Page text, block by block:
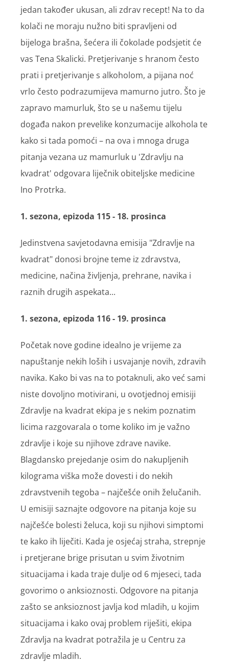
jedan također ukusan, ali zdrav recept! Na to da
kolači ne moraju nužno biti spravljeni od
bijeloga brašna, šećera ili čokolade podsjetit će
vas Tena Skalicki. Pretjerivanje s hranom često
prati i pretjerivanje s alkoholom, a pijana noć
vrlo često podrazumijeva mamurno jutro. Što je
zapravo mamurluk, što se u našemu tijelu
događa nakon prevelike konzumacije alkohola te
kako si tada pomoći – na ova i mnoga druga
pitanja vezana uz mamurluk u 'Zdravlju na
kvadrat' odgovara liječnik obiteljske medicine
Ino Protrka.
1. sezona, epizoda 115 - 18. prosinca
Jedinstvena savjetodavna emisija "Zdravlje na
kvadrat" donosi brojne teme iz zdravstva,
medicine, načina življenja, prehrane, navika i
raznih drugih aspekata...
1. sezona, epizoda 116 - 19. prosinca
Početak nove godine idealno je vrijeme za
napuštanje nekih loših i usvajanje novih, zdravih
navika. Kako bi vas na to potaknuli, ako već sami
niste dovoljno motivirani, u ovotjednoj emisiji
Zdravlje na kvadrat ekipa je s nekim poznatim
licima razgovarala o tome koliko im je važno
zdravlje i koje su njihove zdrave navike.
Blagdansko prejedanje osim do nakupljenih
kilograma viška može dovesti i do nekih
zdravstvenih tegoba – najčešće onih želučanih.
U emisiji saznajte odgovore na pitanja koje su
najčešće bolesti želuca, koji su njihovi simptomi
te kako ih liječiti. Kada je osjećaj straha, strepnje
i pretjerane brige prisutan u svim životnim
situacijama i kada traje dulje od 6 mjeseci, tada
govorimo o anksioznosti. Odgovore na pitanja
zašto se anksioznost javlja kod mladih, u kojim
situacijama i kako ovaj problem riješiti, ekipa
Zdravlja na kvadrat potražila je u Centru za
zdravlje mladih.